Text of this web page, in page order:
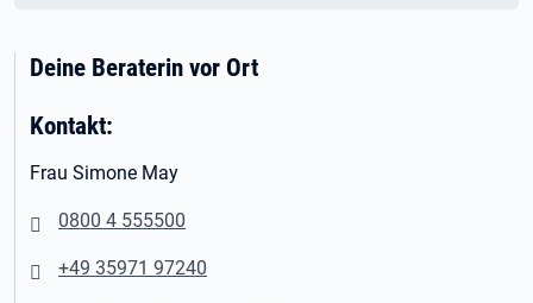
Deine Beraterin vor Ort
Kontakt:
Frau Simone May
0800 4 555500
+49 35971 97240